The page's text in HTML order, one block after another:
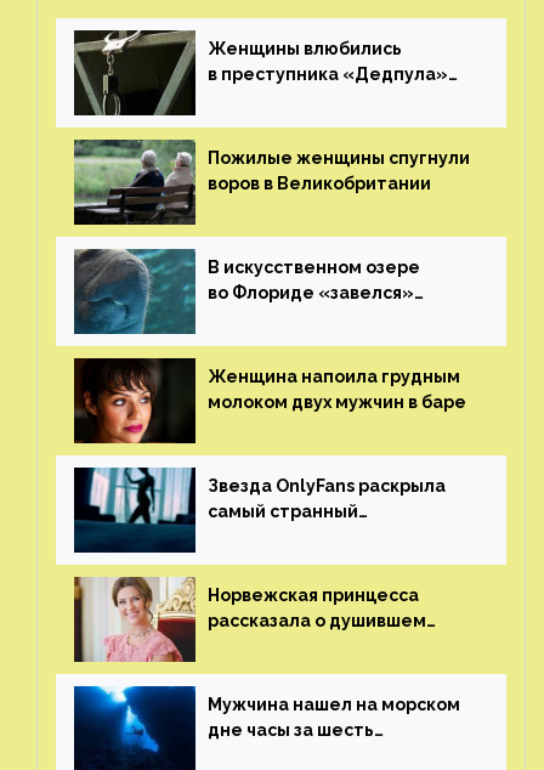
Женщины влюбились
в преступника «Дедпула»
ему жизнь
Пожилые женщины спугнули
воров в Великобритании
В искусственном озере
во Флориде «завелся»
Женщина напоила грудным
молоком двух мужчин в баре
Звезда OnlyFans раскрыла
самый странный
от фаната
Норвежская принцесса
рассказала о душившем
генерала
Мужчина нашел на морском
дне часы за шесть